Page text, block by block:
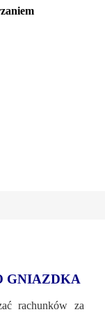
GNIAZDKA
rachunków za